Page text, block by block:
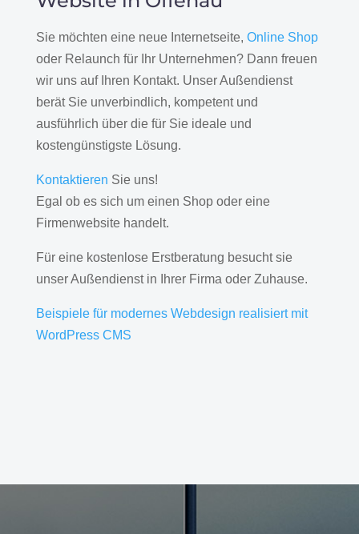
Sie möchten eine neue Internetseite, Online Shop
oder Relaunch für Ihr Unternehmen? Dann freuen
wir uns auf Ihren Kontakt. Unser Außendienst
berät Sie unverbindlich, kompetent und
ausführlich über die für Sie ideale und
kostengünstigste Lösung.
Kontaktieren Sie uns!
Egal ob es sich um einen Shop oder eine
Firmenwebsite handelt.
Für eine kostenlose Erstberatung besucht sie
unser Außendienst in Ihrer Firma oder Zuhause.
Beispiele für modernes Webdesign realisiert mit
WordPress CMS